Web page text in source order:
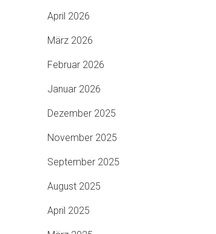
April 2026
März 2026
Februar 2026
Januar 2026
Dezember 2025
November 2025
September 2025
August 2025
April 2025